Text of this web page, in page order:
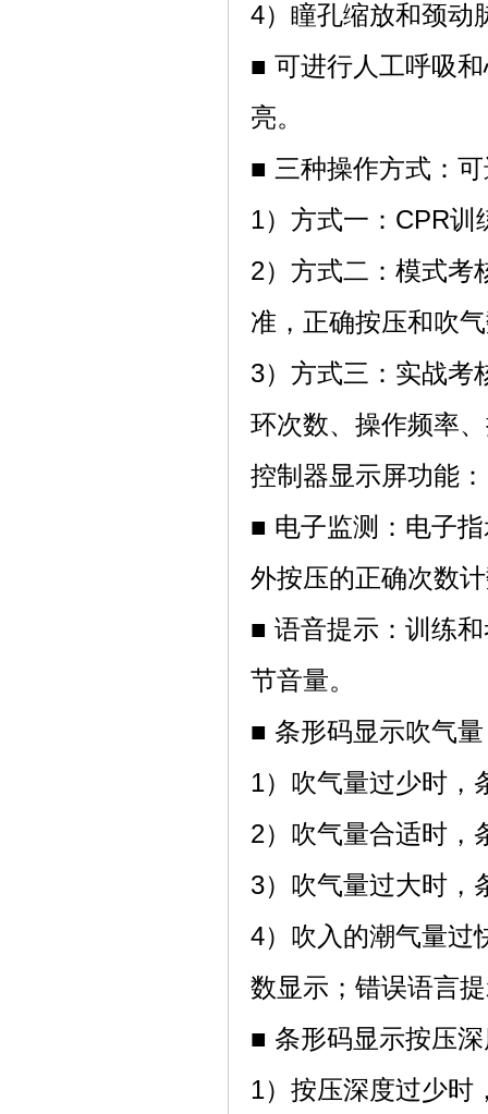
4）瞳孔缩放和颈动
■ 可进行人工呼吸
亮。
■ 三种操作方式：
1）方式一：CPR训
2）方式二：模式考
准，正确按压和吹
3）方式三：实战考
环次数、操作频率
控制器显示屏功能：
■ 电子监测：电子
外按压的正确次数
■ 语音提示：训练
节音量。
■ 条形码显示吹气
1）吹气量过少时，
2）吹气量合适时，
3）吹气量过大时，
4）吹入的潮气量过
数显示；错误语言
■ 条形码显示按压
1）按压深度过少时